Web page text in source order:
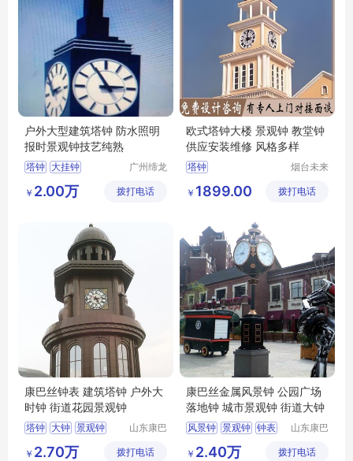
户外大型建筑塔钟 防水照明
报时景观钟技艺纯熟
塔钟 大挂钟
定制钟厂家
广州缔龙
公司
￥ 2.00万 拨打电话
欧式塔钟大楼 景观钟 教堂钟
供应安装维修 风格多样
塔钟
烟台未来
科技有限
￥ 1899.00 拨打电话
康巴丝钟表 建筑塔钟 户外大
时钟 街道花园景观钟
塔钟 大钟 景观钟
山东康巴
限公司
￥ 2.70万 拨打电话
康巴丝金属风景钟 公园广场
落地钟 城市景观钟 街道大钟
风景钟 景观钟 钟表
山东康巴
限公司
￥ 2.40万 拨打电话